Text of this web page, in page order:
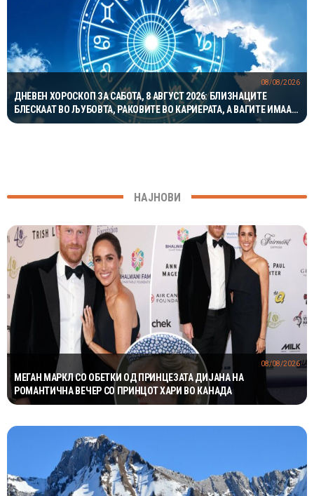
ДНЕВЕН ХОРОСКОП ЗА САБОТА, 8 АВГУСТ 2026: БЛИЗНАЦИТЕ
БЛЕСКААТ ВО ЉУБОВТА, РАКОВИТЕ ВО КАРИЕРАТА, А ВАГИТЕ ИМААТ
ОДЛИЧЕН ДЕН ЗА ХАРМОНИЈА
08/08/2026
НАЈНОВИ
МЕГАН МАРКЛ СО ОБЕТКИ ОД ПРИНЦЕЗАТА ДИЈАНА НА
РОМАНТИЧНА ВЕЧЕР СО ПРИНЦОТ ХАРИ ВО КАНАДА
08/08/2026